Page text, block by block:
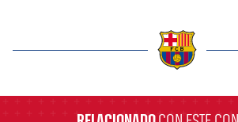
Resultados
Resultados
Jugadores
Junior
plusicon
más